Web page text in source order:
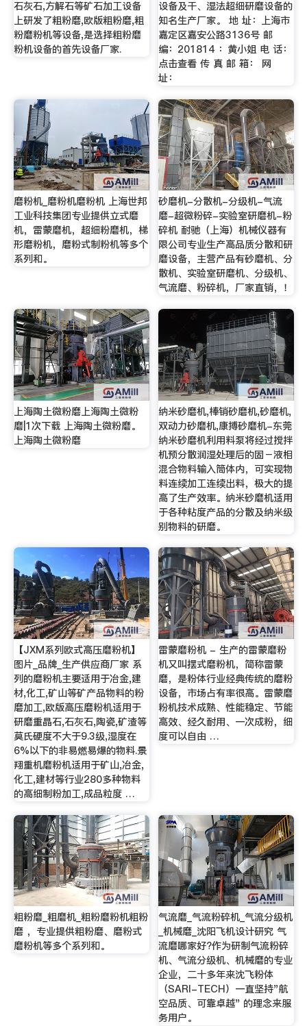
石灰石,方解石等矿石加工设备
上研发了粗粉磨,欧版粗粉磨,粗
粉磨粉机等设备,是选择粗粉磨
粉机设备的首先设备厂家.
设备及干、湿法超细研磨设备的
知名生产厂家。 地 址：上海市
嘉定区嘉安公路3136号 邮
编：201814 ：黄小姐 电 话：
点击查看 传 真 邮 箱： 网
址：
磨粉机_磨粉机磨粉机 上海世邦
工业科技集团专业提供立式磨
机，雷蒙磨机，超细粉磨机，梯
形磨粉机，磨粉式制粉机等多个
系列和。
砂磨机-分散机-分级机-气流
磨-超微粉碎-实验室研磨机-粉
碎机 耐驰（上海）机械仪器有
限公司专业生产高品质分散和研
磨设备，主营产品有砂磨机、分
散机、实验室研磨机、分级机、
气流磨、粉碎机，厂家直销，！
上海陶土微粉磨上海陶土微粉
磨|1次下载 上海陶土微粉磨。
上海陶土微粉磨
纳米砂磨机,棒销砂磨机,砂磨机,
双动力砂磨机,康搏砂磨机-东莞
纳米砂磨机利用料泵将经过搅拌
机预分散润湿处理后的固－液相
混合物料输入筒体内，可实现物
料连续加工连续出料，极大的提
高了生产效率。纳米砂磨机适用
于各种粘度产品的分散及纳米级
别物料的研磨。
【JXM系列欧式高压磨粉机】
图片_品牌_生产供应商厂家 系
列的磨粉机主要适用于冶金,建
材,化工,矿山等矿产品物料的粉
磨加工,欧版高压磨粉机适用于
研磨重晶石,石灰石,陶瓷,矿渣等
莫氏硬度不大于9.3级,湿度在
6%以下的非易燃易爆的物料.景
翔重机磨粉机适用于矿山,冶金,
化工,建材等行业280多种物料
的高细制粉加工,成品粒度 …
雷蒙磨粉机 - 生产的雷蒙磨粉
机又叫摆式磨粉机，简称雷蒙
磨，是粉体行业经典传统的磨粉
设备，市场占有率很高。雷蒙磨
粉机技术成熟、性能稳定、节能
高效、经久耐用、一次成粉，细
度可以自由 …
粗粉磨_粗磨机_粗粉磨粉机粗粉
磨 ，专业提供粗粉磨、磨粉式
磨粉机等多个系列和。
气流磨_气流粉碎机_气流分级机
_机械磨_沈阳飞机设计研究 气
流磨哪家好?作为研制气流粉碎
机、气流分级机、机械磨的专业
企业，二十多年来沈飞粉体
（SARI-TECH）一直坚持"航
空品质、可靠卓越" 的理念来服
务用户。